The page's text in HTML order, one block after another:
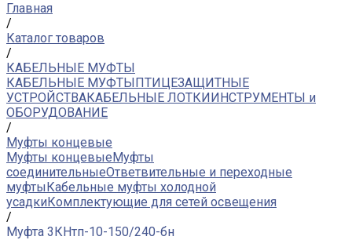
Главная
/
Каталог товаров
/
КАБЕЛЬНЫЕ МУФТЫ
КАБЕЛЬНЫЕ МУФТЫПТИЦЕЗАЩИТНЫЕ
УСТРОЙСТВАКАБЕЛЬНЫЕ ЛОТКИИНСТРУМЕНТЫ и
ОБОРУДОВАНИЕ
/
Муфты концевые
Муфты концевыеМуфты
соединительныеОтветвительные и переходные
муфтыКабельные муфты холодной
усадкиКомплектующие для сетей освещения
/
Муфта 3КНтп-10-150/240-бн